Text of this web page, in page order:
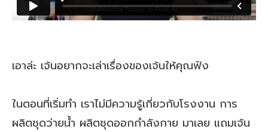
เอาล่ะ เจ้นอยากจะเล่าเรื่องของเจ้นให้คุณฟัง
ในตอนที่เริ่มทำ เราไม่มีความรู้เกี่ยวกับโรงงาน การ
ผลิตชุดว่ายน้ำ ผลิตชุดออกกำลังกาย มาเลย แถมเจ้น